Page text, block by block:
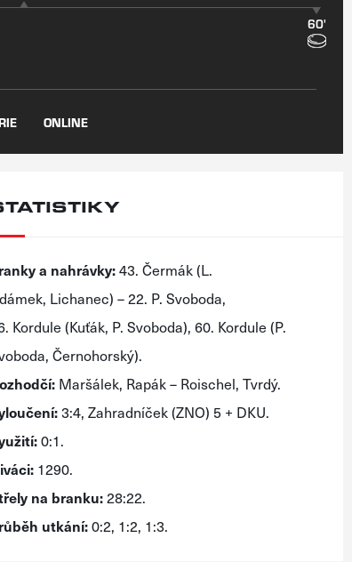
60'
ONLINE
a nahrávky:43. Čermák (L.
Lichanec) – 22. P. Svoboda,
Kordule (Kuťák, P. Svoboda), 60. Kordule (P.
Černohorský).
Maršálek, Rapák – Roischel, Tvrdý.
3:4, Zahradníček (ZNO) 5 + DKU.
0:1.
1290.
na branku:28:22.
utkání:0:2, 1:2, 1:3.